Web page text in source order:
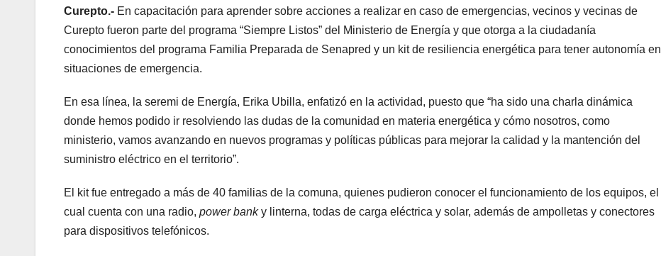
Curepto.- En capacitación para aprender sobre acciones a realizar en caso de emergencias, vecinos y vecinas de
Curepto fueron parte del programa “Siempre Listos” del Ministerio de Energía y que otorga a la ciudadanía
conocimientos del programa Familia Preparada de Senapred y un kit de resiliencia energética para tener autonomía en
situaciones de emergencia.
En esa línea, la seremi de Energía, Erika Ubilla, enfatizó en la actividad, puesto que “ha sido una charla dinámica
donde hemos podido ir resolviendo las dudas de la comunidad en materia energética y cómo nosotros, como
ministerio, vamos avanzando en nuevos programas y políticas públicas para mejorar la calidad y la mantención del
suministro eléctrico en el territorio”.
El kit fue entregado a más de 40 familias de la comuna, quienes pudieron conocer el funcionamiento de los equipos, el
cual cuenta con una radio, power banky linterna, todas de carga eléctrica y solar, además de ampolletas y conectores
para dispositivos telefónicos.